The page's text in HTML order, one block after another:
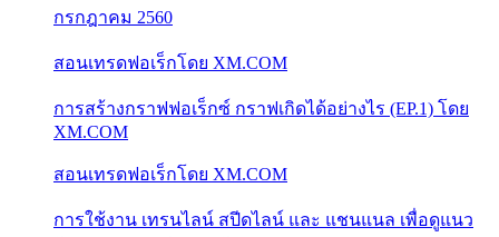
กรกฎาคม 2560
สอนเทรดฟอเร็กโดย XM.COM
การสร้างกราฟฟอเร็กซ์ กราฟเกิดได้อย่างไร (EP.1) โดย
XM.COM
สอนเทรดฟอเร็กโดย XM.COM
การใช้งาน เทรนไลน์ สปีดไลน์ และ แชนแนล เพื่อดูแนว